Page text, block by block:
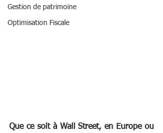
Gestion de patrimoine
Optimisation Fiscale
Que ce soit à Wall Street, en Europe ou